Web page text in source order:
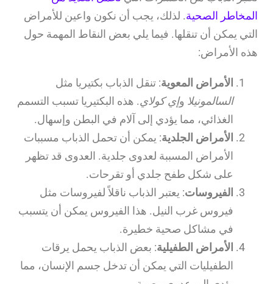
المخاطر الصحية. لذلك، يجب أن نكون واعين للأمراض
التي يمكن أن تنقلها. فيما يلي بعض النقاط المهمة حول
هذه الأمراض:
الأمراض المعوية: تنقل الذباب بكتيريا مثل
السالمونيلا وإي كولاي. هذه البكتيريا تسبب التسمم
الغذائي، مما يؤدي إلى آلام في البطن وإسهال.
الأمراض الجلدية: يمكن أن تحمل الذباب مسببات
الأمراض المسببة لعدوى جلدية. العدوى قد تظهر
على شكل طفح جلدي أو تقرحات.
الفيروسات: يعتبر الذباب ناقلاً لفيروسات مثل
فيروس غرب النيل. هذا الفيروس يمكن أن يتسبب
في مشاكل صحية خطيرة.
الأمراض الطفيلية: بعض الذباب يحمل يرقات
الطفيليات التي يمكن أن تدخل جسم الإنسان، مما